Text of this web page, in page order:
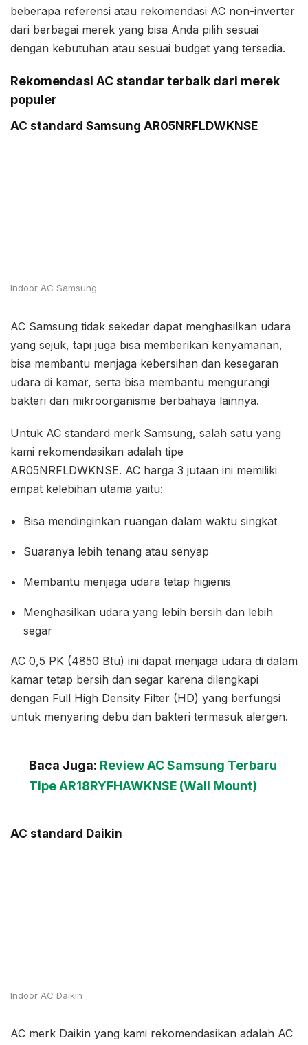
beberapa referensi atau rekomendasi AC non-inverter
dari berbagai merek yang bisa Anda pilih sesuai
dengan kebutuhan atau sesuai budget yang tersedia.
Rekomendasi AC standar terbaik dari merek
populer
AC standard Samsung AR05NRFLDWKNSE
Indoor AC Samsung
AC Samsung tidak sekedar dapat menghasilkan udara
yang sejuk, tapi juga bisa memberikan kenyamanan,
bisa membantu menjaga kebersihan dan kesegaran
udara di kamar, serta bisa membantu mengurangi
bakteri dan mikroorganisme berbahaya lainnya.
Untuk AC standard merk Samsung, salah satu yang
kami rekomendasikan adalah tipe
AR05NRFLDWKNSE. AC harga 3 jutaan ini memiliki
empat kelebihan utama yaitu:
Bisa mendinginkan ruangan dalam waktu singkat
Suaranya lebih tenang atau senyap
Membantu menjaga udara tetap higienis
Menghasilkan udara yang lebih bersih dan lebih
segar
AC 0,5 PK (4850 Btu) ini dapat menjaga udara di dalam
kamar tetap bersih dan segar karena dilengkapi
dengan Full High Density Filter (HD) yang berfungsi
untuk menyaring debu dan bakteri termasuk alergen.
Baca Juga: Review AC Samsung Terbaru
Tipe AR18RYFHAWKNSE (Wall Mount)
AC standard Daikin
Indoor AC Daikin
AC merk Daikin yang kami rekomendasikan adalah AC